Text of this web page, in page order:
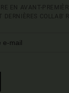
EN AVANT-
DERNIÈRES COLLAB'